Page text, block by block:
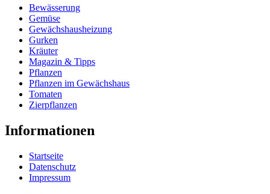
Bewässerung
Gemüse
Gewächshausheizung
Gurken
Kräuter
Magazin & Tipps
Pflanzen
Pflanzen im Gewächshaus
Tomaten
Zierpflanzen
Informationen
Startseite
Datenschutz
Impressum